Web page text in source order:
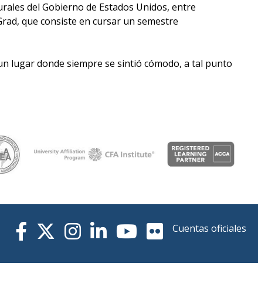
del Gobierno de Estados Unidos, entre
que consiste en cursar un semestre
lugar donde siempre se sintió cómodo, a tal punto
Cuentas oficiales